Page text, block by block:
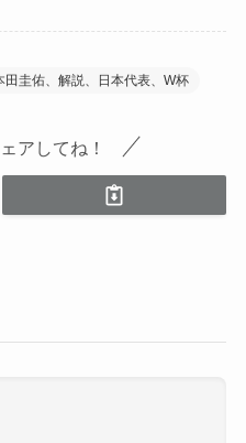
田圭佑、解説、日本代表、W杯
アしてね！